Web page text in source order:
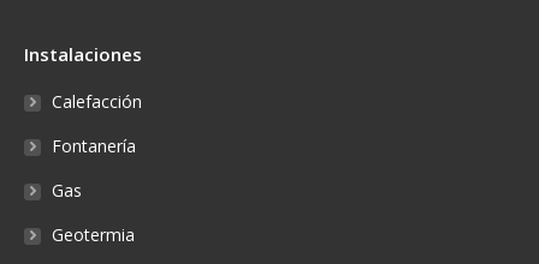
Instalaciones
Calefacción
Fontanería
Gas
Geotermia